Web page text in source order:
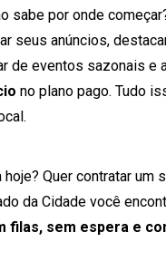
sabe por onde
seus anúncios,
de eventos sazonais e
no plano pago. Tudo
Quer contratar um
da Cidade você
filas, sem espera e